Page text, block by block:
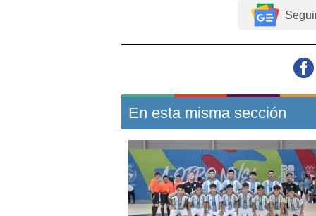
En esta misma sección